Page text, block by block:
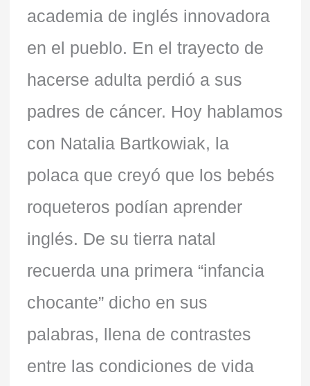
academia de inglés innovadora
en el pueblo. En el trayecto de
hacerse adulta perdió a sus
padres de cáncer. Hoy hablamos
con Natalia Bartkowiak, la
polaca que creyó que los bebés
roqueteros podían aprender
inglés. De su tierra natal
recuerda una primera “infancia
chocante” dicho en sus
palabras, llena de contrastes
entre las condiciones de vida